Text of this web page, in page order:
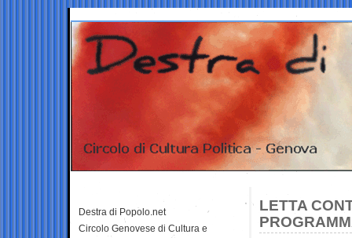
LETTA
Destra di Popolo.net
Circolo Genovese di Cultura e